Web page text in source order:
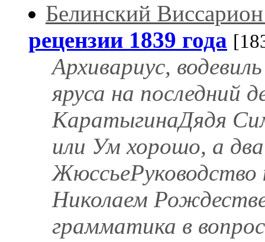
Белинский
рецензии 1839 года
Архивариус,
яруса на последний
КаратыгинаДядя
или Ум хорошо, а
ЖюссьеРуководство
Николаем
грамматика в